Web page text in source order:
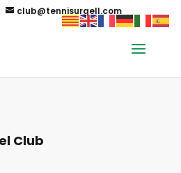
club@tennisurgell.com
Club